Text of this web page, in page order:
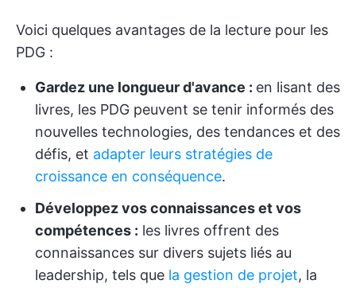
Voici quelques avantages de la lecture pour les
PDG :
Gardez une longueur d'avance : en lisant des
livres, les PDG peuvent se tenir informés des
nouvelles technologies, des tendances et des
défis, et adapter leurs stratégies de
croissance en conséquence.
Développez vos connaissances et vos
compétences : les livres offrent des
connaissances sur divers sujets liés au
leadership, tels que la gestion de projet, la